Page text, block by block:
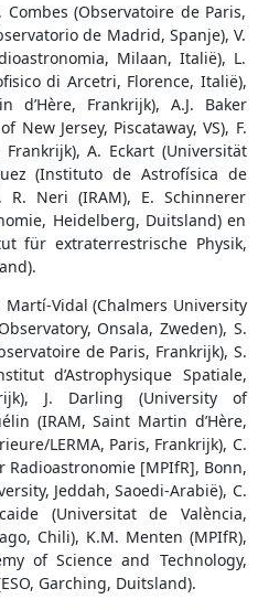
(Observatoire de Paris,
de Madrid, Spanje), V.
Milaan, Italië), L.
di Arcetri, Florence, Italië),
d’Hère, Frankrijk), A.J. Baker
New Jersey, Piscataway, VS), F.
Frankrijk), A. Eckart (Universität
(Instituto de Astrofísica de
R. Neri (IRAM), E. Schinnerer
Heidelberg, Duitsland) en
für extraterrestrische Physik,
Vidal (Chalmers University
Onsala, Zweden), S.
de Paris, Frankrijk), S.
d’Astrophysique Spatiale,
J. Darling (University of
(IRAM, Saint Martin d’Hère,
LERMA, Paris, Frankrijk), C.
[MPIfR], Bonn,
Jeddah, Saoedi-Arabië), C.
(Universitat de València,
Chili), K.M. Menten (MPIfR),
of Science and Technology,
Garching, Duitsland).